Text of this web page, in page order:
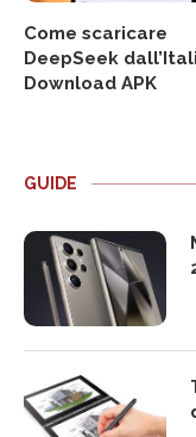
Come scaricare
DeepSeek
Download APK
GUIDE